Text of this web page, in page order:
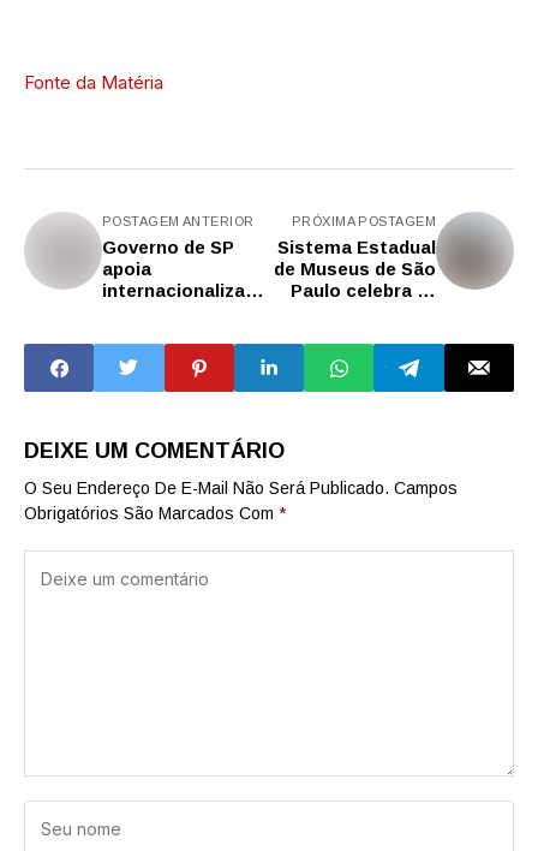
Fonte da Matéria
POSTAGEM ANTERIOR
Governo de SP
apoia
internacionalizaçã
PRÓXIMA POSTAGEM
Sistema Estadual
de Museus de São
Paulo celebra 40
cultura
DEIXE UM COMENTÁRIO
O Seu Endereço De E-Mail Não Será Publicado. Campos
Obrigatórios São Marcados Com *